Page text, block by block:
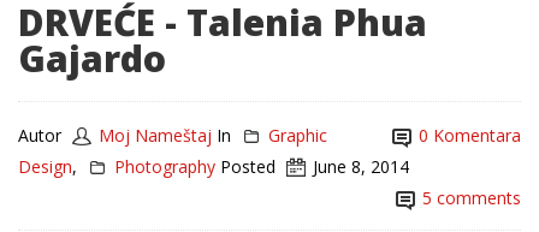
DRVEĆE - Talenia Phua
Gajardo
Autor Moj Nameštaj 0 Komentara
In
Graphic
Design, Photography Posted
June 8, 2014
5 comments